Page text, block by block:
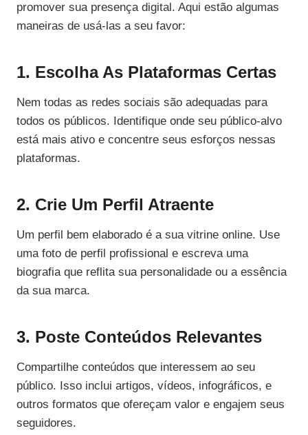
promover sua presença digital. Aqui estão algumas
maneiras de usá-las a seu favor:
1. Escolha As Plataformas Certas
Nem todas as redes sociais são adequadas para
todos os públicos. Identifique onde seu público-alvo
está mais ativo e concentre seus esforços nessas
plataformas.
2. Crie Um Perfil Atraente
Um perfil bem elaborado é a sua vitrine online. Use
uma foto de perfil profissional e escreva uma
biografia que reflita sua personalidade ou a essência
da sua marca.
3. Poste Conteúdos Relevantes
Compartilhe conteúdos que interessem ao seu
público. Isso inclui artigos, vídeos, infográficos, e
outros formatos que ofereçam valor e engajem seus
seguidores.